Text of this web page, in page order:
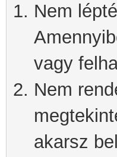
Nem
vagy
Nem
akarsz